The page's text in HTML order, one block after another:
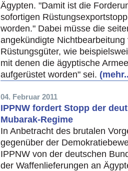
Ägypten. "Damit ist die
sofortigen
worden." Dabei müsse die
angekündigte
Rüstungsgüter, wie
mit denen die ägyptische
aufgerüstet worden" sei.
04. Februar 2011
IPPNW fordert Stopp der
Mubarak-Regime
In Anbetracht des brutalen
gegenüber der
IPPNW von der deutschen
der Waffenlieferungen an